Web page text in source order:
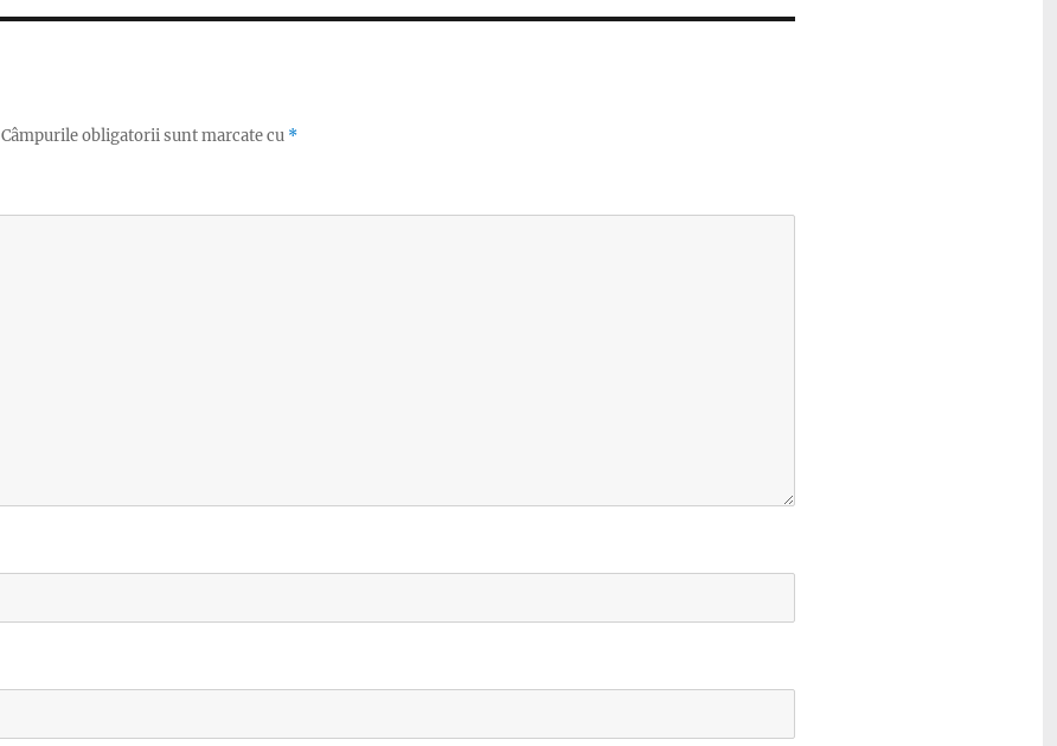
Câmpurile obligatorii sunt marcate cu *